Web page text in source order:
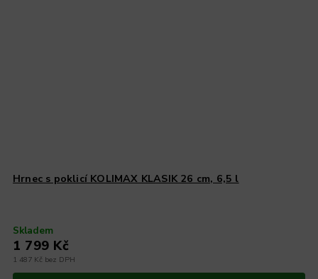
Hrnec s poklicí KOLIMAX KLASIK 26 cm, 6,5 l
Skladem
1 487 Kč bez DPH
1 799 Kč